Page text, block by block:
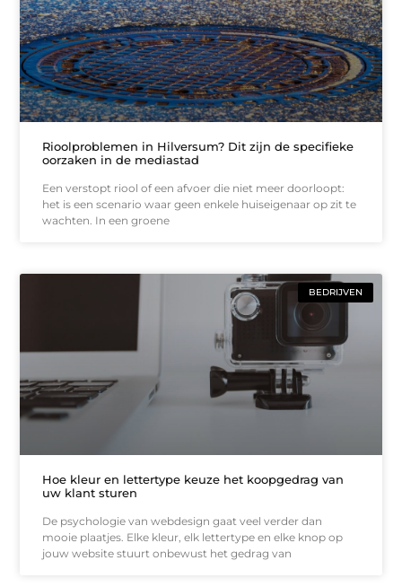
Rioolproblemen in Hilversum? Dit zijn de specifieke
oorzaken in de mediastad
Een verstopt riool of een afvoer die niet meer doorloopt:
het is een scenario waar geen enkele huiseigenaar op zit te
wachten. In een groene
BEDRIJVEN
Hoe kleur en lettertype keuze het koopgedrag van
uw klant sturen
De psychologie van webdesign gaat veel verder dan
mooie plaatjes. Elke kleur, elk lettertype en elke knop op
jouw website stuurt onbewust het gedrag van